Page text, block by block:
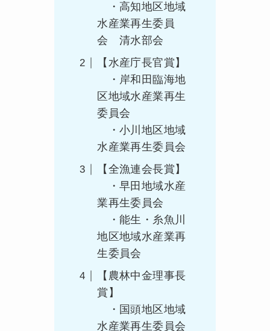
・高知地区地域
水産業再生委員
会 清水部会
【水産庁長官賞】
・岸和田臨海地
区地域水産業再生
委員会
・小川地区地域
水産業再生委員会
【全漁連会長賞】
・早田地域水産
業再生委員会
・能生・糸魚川
地区地域水産業再
生委員会
【農林中金理事長
賞】
・国頭地区地域
水産業再生委員会